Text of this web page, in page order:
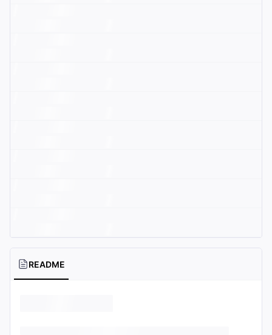
README